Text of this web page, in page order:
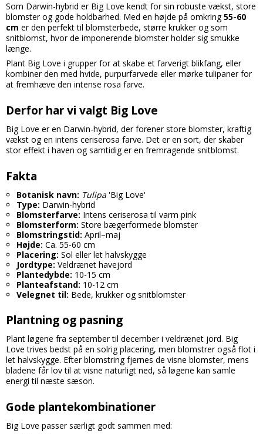
Som Darwin-hybrid er Big Love kendt for sin robuste vækst, store
blomster og gode holdbarhed. Med en højde på omkring55-60
cm er den perfekt til blomsterbede, større krukker og som
snitblomst, hvor de imponerende blomster holder sig smukke
længe.
Plant Big Love i grupper for at skabe et farverigt blikfang, eller
kombiner den med hvide, purpurfarvede eller mørke tulipaner for
at fremhæve den intense rosa farve.
Derfor har vi valgt Big Love
Big Love er en Darwin-hybrid, der forener store blomster, kraftig
vækst og en intens ceriserosa farve. Det er en sort, der skaber
stor effekt i haven og samtidig er en fremragende snitblomst.
Fakta
Botanisk navn: Tulipa'Big Love'
Type: Darwin-hybrid
Blomsterfarve: Intens ceriserosa til varm pink
Blomsterform: Store bægerformede blomster
Blomstringstid: April–maj
Højde: Ca. 55-60 cm
Placering: Sol eller let halvskygge
Jordtype: Veldrænet havejord
Plantedybde: 10-15 cm
Planteafstand: 10-12 cm
Velegnet til: Bede, krukker og snitblomster
Plantning og pasning
Plant løgene fra september til december i veldrænet jord. Big
Love trives bedst på en solrig placering, men blomstrer også flot i
let halvskygge. Efter blomstring fjernes de visne blomster, mens
bladene får lov til at visne naturligt ned, så løgene kan samle
energi til næste sæson.
Gode plantekombinationer
Big Love passer særligt godt sammen med: